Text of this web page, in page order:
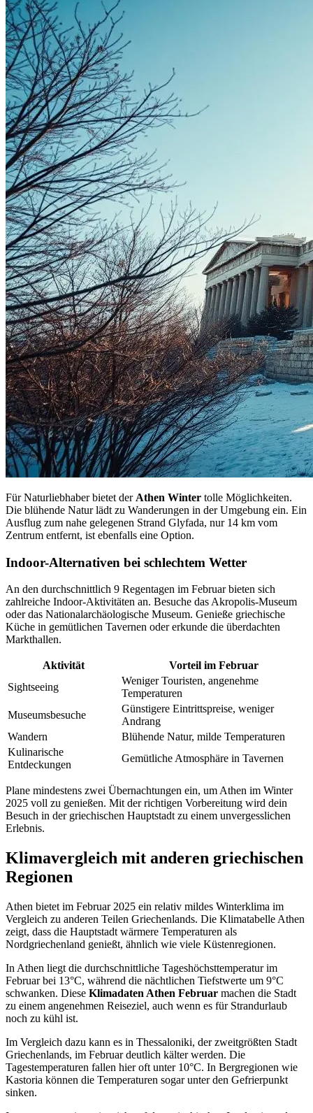
Für Naturliebhaber bietet der Athen Winter tolle Möglichkeiten.
Die blühende Natur lädt zu Wanderungen in der Umgebung ein. Ein
Ausflug zum nahe gelegenen Strand Glyfada, nur 14 km vom
Zentrum entfernt, ist ebenfalls eine Option.
Indoor-Alternativen bei schlechtem Wetter
An den durchschnittlich 9 Regentagen im Februar bieten sich
zahlreiche Indoor-Aktivitäten an. Besuche das Akropolis-Museum
oder das Nationalarchäologische Museum. Genieße griechische
Küche in gemütlichen Tavernen oder erkunde die überdachten
Markthallen.
Aktivität
Vorteil im Februar
Sightseeing
Weniger Touristen, angenehme
Temperaturen
Museumsbesuche
Günstigere Eintrittspreise, weniger
Andrang
Wandern
Blühende Natur, milde Temperaturen
Kulinarische
Entdeckungen
Gemütliche Atmosphäre in Tavernen
Plane mindestens zwei Übernachtungen ein, um Athen im Winter
2025 voll zu genießen. Mit der richtigen Vorbereitung wird dein
Besuch in der griechischen Hauptstadt zu einem unvergesslichen
Erlebnis.
Klimavergleich mit anderen griechischen
Regionen
Athen bietet im Februar 2025 ein relativ mildes Winterklima im
Vergleich zu anderen Teilen Griechenlands. Die Klimatabelle Athen
zeigt, dass die Hauptstadt wärmere Temperaturen als
Nordgriechenland genießt, ähnlich wie viele Küstenregionen.
In Athen liegt die durchschnittliche Tageshöchsttemperatur im
Februar bei 13°C, während die nächtlichen Tiefstwerte um 9°C
schwanken. Diese Klimadaten Athen Februar machen die Stadt
zu einem angenehmen Reiseziel, auch wenn es für Strandurlaub
noch zu kühl ist.
Im Vergleich dazu kann es in Thessaloniki, der zweitgrößten Stadt
Griechenlands, im Februar deutlich kälter werden. Die
Tagestemperaturen fallen hier oft unter 10°C. In Bergregionen wie
Kastoria können die Temperaturen sogar unter den Gefrierpunkt
sinken.